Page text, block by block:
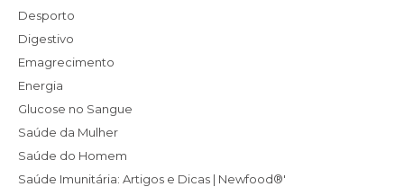
Desporto
Digestivo
Emagrecimento
Energia
Glucose no Sangue
Saúde da Mulher
Saúde do Homem
Saúde Imunitária: Artigos e Dicas | Newfood®'